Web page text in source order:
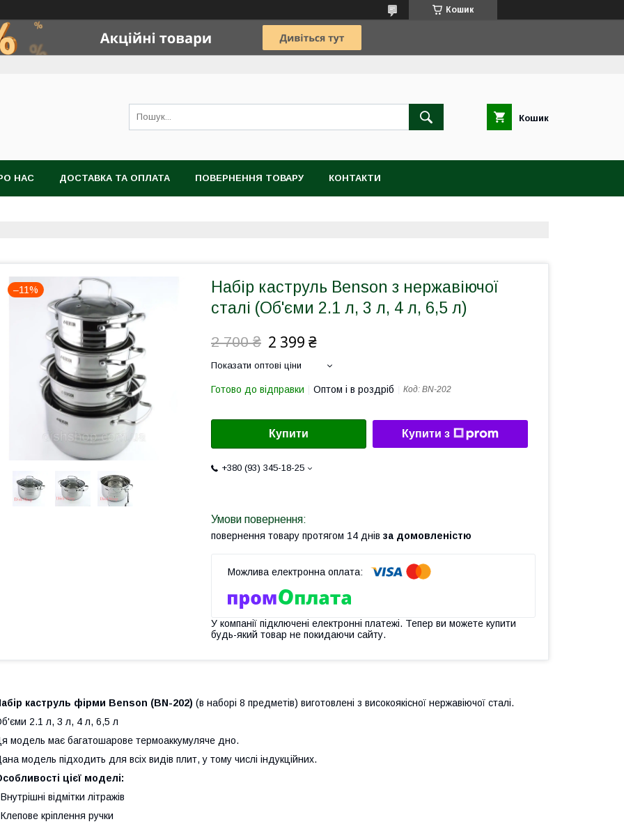
Кошик
Кошик
НАС ДОСТАВКА ТА ОПЛАТА ПОВЕРНЕННЯ ТОВАРУ КОНТАКТИ
–11%
Набір каструль Benson з нержавіючої
сталі (Об'єми 2.1 л, 3 л, 4 л, 6,5 л)
2 700 ₴ 2 399 ₴
Показати оптові ціни
Готово до відправки Оптом і в роздріб Код: BN-202
Купити Купити з
+380 (93) 345-18-25
повернення товару протягом 14 днів за домовленістю
У компанії підключені електронні платежі. Тепер ви можете купити
будь-який товар не покидаючи сайту.
каструль фірми Benson (BN-202) (в наборі 8 предметів) виготовлені з високоякісної нержавіючої сталі.
2.1 л, 3 л, 4 л, 6,5 л
модель має багатошарове термоаккумуляче дно.
модель підходить для всіх видів плит, у тому числі індукційних.
цієї моделі:
відмітки літражів
кріплення ручки